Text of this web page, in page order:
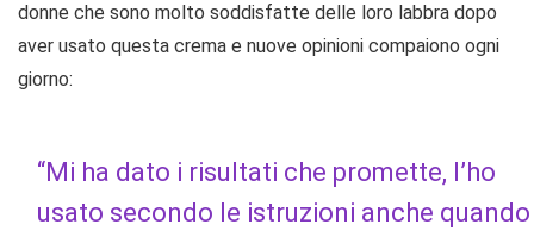
donne che sono molto soddisfatte delle loro labbra dopo
aver usato questa crema e nuove opinioni compaiono ogni
giorno:
“Mi ha dato i risultati che promette, l’ho
usato secondo le istruzioni anche quando